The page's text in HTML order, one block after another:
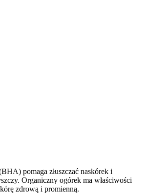
pomaga złuszczać naskórek i
Organiczny ogórek ma właściwości
zdrową i promienną.